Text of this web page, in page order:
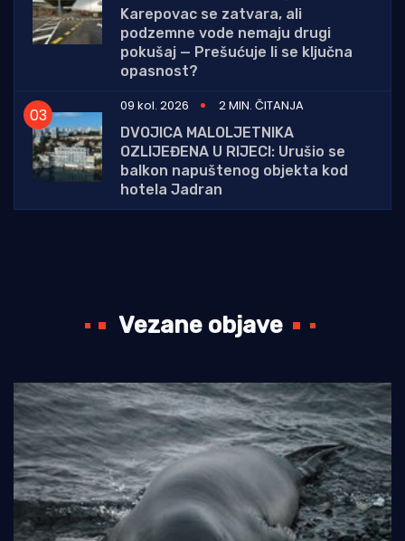
Karepovac se zatvara, ali
podzemne vode nemaju drugi
pokušaj — Prešućuje li se ključna
opasnost?
09 kol. 2026
2 MIN. ČITANJA
DVOJICA MALOLJETNIKA
OZLIJEĐENA U RIJECI: Urušio se
balkon napuštenog objekta kod
hotela Jadran
Vezane objave